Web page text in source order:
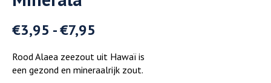
€3,95 -€7,95
Rood Alaea zeezout uit Hawaï is
een gezond en mineraalrijk zout.